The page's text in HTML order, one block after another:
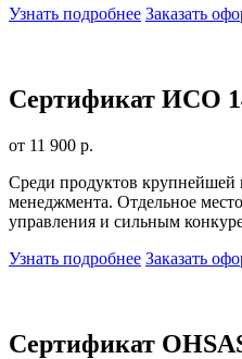
Узнать подробнее Заказать
Сертификат ИСО
от 11 900 р.
Среди продуктов крупнейшей
менеджмента. Отдельное
управления и сильным
Узнать подробнее Заказать
Сертификат